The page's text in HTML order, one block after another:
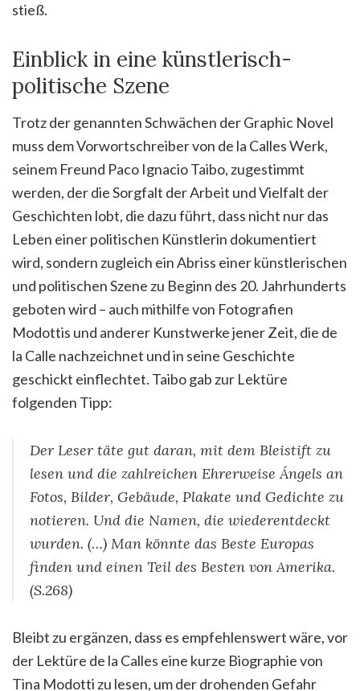
stieß.
Einblick in eine künstlerisch-
politische Szene
Trotz der genannten Schwächen der Graphic Novel
muss dem Vorwortschreiber von de la Calles Werk,
seinem Freund Paco Ignacio Taibo, zugestimmt
werden, der die Sorgfalt der Arbeit und Vielfalt der
Geschichten lobt, die dazu führt, dass nicht nur das
Leben einer politischen Künstlerin dokumentiert
wird, sondern zugleich ein Abriss einer künstlerischen
und politischen Szene zu Beginn des 20. Jahrhunderts
geboten wird – auch mithilfe von Fotografien
Modottis und anderer Kunstwerke jener Zeit, die de
la Calle nachzeichnet und in seine Geschichte
geschickt einflechtet. Taibo gab zur Lektüre
folgenden Tipp:
Der Leser täte gut daran, mit dem Bleistift zu
lesen und die zahlreichen Ehrerweise Ángels an
Fotos, Bilder, Gebäude, Plakate und Gedichte zu
notieren. Und die Namen, die wiederentdeckt
wurden. (…) Man könnte das Beste Europas
finden und einen Teil des Besten von Amerika.
(S.268)
Bleibt zu ergänzen, dass es empfehlenswert wäre, vor
der Lektüre de la Calles eine kurze Biographie von
Tina Modotti zu lesen, um der drohenden Gefahr